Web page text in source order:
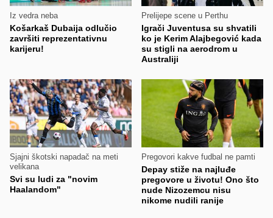
Iz vedra neba
Košarkaš Dubaija odlučio
završiti reprezentativnu
karijeru!
Prelijepe scene u Perthu
Igrači Juventusa su shvatili
ko je Kerim Alajbegović kada
su stigli na aerodrom u
Australiji
Sjajni škotski napadač na meti
velikana
Svi su ludi za "novim
Haalandom"
Pregovori kakve fudbal ne pamti
Depay stiže na najluđe
pregovore u životu! Ono što
nude Nizozemcu nisu
nikome nudili ranije